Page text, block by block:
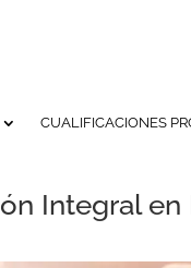
CUALIFICACIONES
Integral